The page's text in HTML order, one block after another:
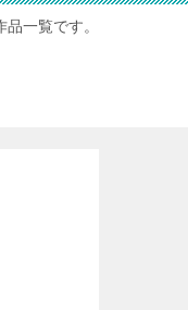
一覧です。